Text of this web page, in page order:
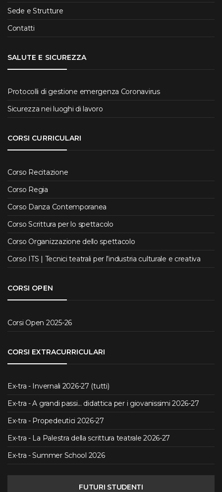
Sede e Strutture
Contatti
SALUTE E SICUREZZA
Protocolli di gestione emergenza Coronavirus
Sicurezza nei luoghi di lavoro
CORSI CURRICULARI
Corso Recitazione
Corso Regia
Corso Danza Contemporanea
Corso Scrittura per lo spettacolo
Corso Organizzazione dello spettacolo
Corso ITS | Tecnici teatrali per l’industria culturale e creativa
CORSI OPEN
Corsi Open 2025-26
CORSI EXTRACURRICULARI
Ex-tra - Invernali 2026-27 (tutti)
Ex-tra - A grandi passi... didattica per i giovanissimi 2026-27
Ex-tra - Propedeutici 2026-27
Ex-tra - La Palestra della scrittura teatrale 2026-27
Ex-tra - Summer School 2026
FUTURI STUDENTI